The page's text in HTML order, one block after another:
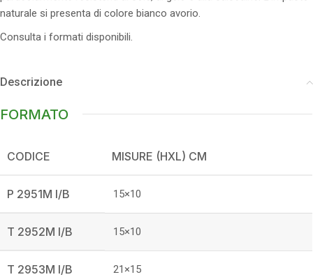
naturale si presenta di colore bianco avorio.
Consulta i formati disponibili.
Descrizione
FORMATO
CODICE MISURE (HXL) CM
P 2951M I/B 15×10
T 2952M I/B 15×10
T 2953M I/B 21×15